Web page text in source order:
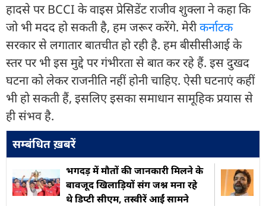
हादसे पर BCCI के वाइस प्रेसिडेंट राजीव शुक्ला ने कहा कि
जो भी मदद हो सकती है, हम जरूर करेंगे. मेरीकर्नाटक
सरकार से लगातार बातचीत हो रही है. हम बीसीसीआई के
स्तर पर भी इस मुद्दे पर गंभीरता से बात कर रहे हैं. इस दुखद
घटना को लेकर राजनीति नहीं होनी चाहिए. ऐसी घटनाएं कहीं
भी हो सकती हैं, इसलिए इसका समाधान सामूहिक प्रयास से
ही संभव है.
सम्बंधित ख़बरें
भगदड़ में मौतों की जानकारी मिलने के
बावजूद खिलाड़ियों संग जश्न मना रहे
थे डिप्टी सीएम, तस्वीरें आईं सामने